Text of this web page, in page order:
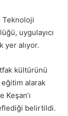
Teknoloji
uygulayıcı
yer alıyor.
kültürünü
eğitim alarak
belirtildi.